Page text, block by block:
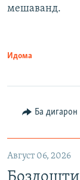
мешаванд.
Идома
Ба
Август 06, 2026